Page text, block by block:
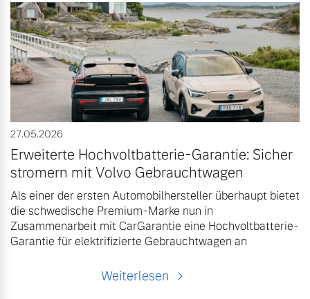
27.05.2026
Erweiterte Hochvoltbatterie-Garantie: Sicher
stromern mit Volvo Gebrauchtwagen
Als einer der ersten Automobilhersteller überhaupt bietet
die schwedische Premium-Marke nun in
Zusammenarbeit mit CarGarantie eine Hochvoltbatterie-
Garantie für elektrifizierte Gebrauchtwagen an
Weiterlesen